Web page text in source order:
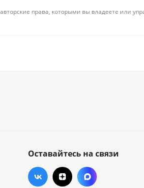
права, которыми вы владеете или
Оставайтесь на связи